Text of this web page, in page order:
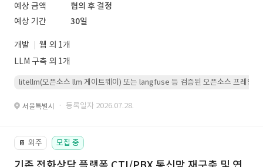
예상 금액
협의 후 결정
예상 기간
30일
개발
웹 외 1개
LLM 구축 외 1개
litellm(오픈소스 llm 게이트웨이) 또는 langfuse 등 검증된 오픈소스 프레임워
서울특별시 · 등록일자 2026.07.28.
📔 외주 모집 중